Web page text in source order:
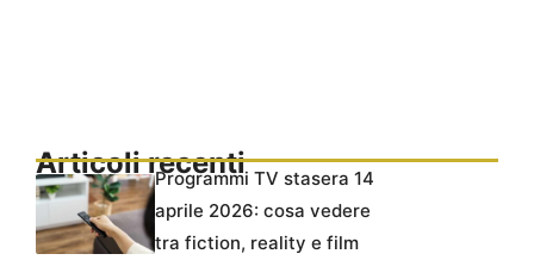
Articoli recentiProgrammi TV stasera 14
aprile 2026: cosa vedere
tra fiction, reality e film